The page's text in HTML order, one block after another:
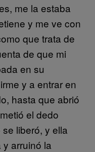
me la estaba
y me ve con
que trata de
de que mi
en su
y a entrar en
hasta que abrió
el dedo
liberó, y ella
arruinó la